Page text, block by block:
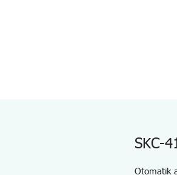
SKC-
Otomatik